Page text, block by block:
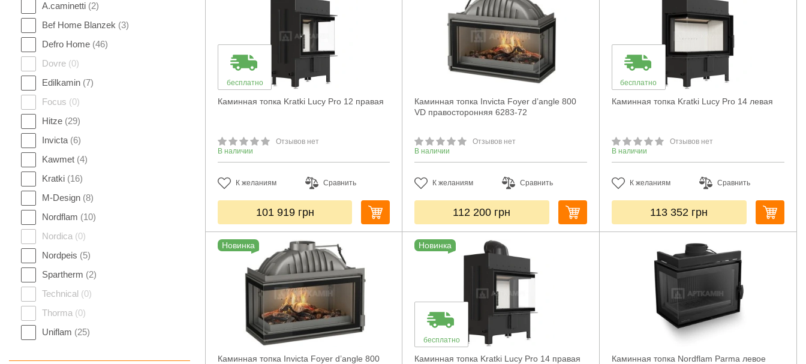
A.caminetti (2)
Bef Home Blanzek (3)
Defro Home (46)
Dovre (0)
Edilkamin (7)
Focus (0)
Hitze (29)
Invicta (6)
Kawmet (4)
Kratki (16)
M-Design (8)
Nordflam (10)
Nordica (0)
Nordpeis (5)
Spartherm (2)
Technical (0)
Thorma (0)
Uniflam (25)
бесплатно
Каминная топка Kratki Lucy Pro 12 правая
Отзывов нет
В наличии
К желаниям Сравнить
101 919 грн
Каминная топка Invicta Foyer d’angle 800
VD правосторонняя 6283-72
Отзывов нет
В наличии
К желаниям Сравнить
112 200 грн
бесплатно
Каминная топка Kratki Lucy Pro 14 левая
Отзывов нет
В наличии
К желаниям Сравнить
113 352 грн
Новинка
Каминная топка Invicta Foyer d’angle 800
Новинка
бесплатно
Каминная топка Kratki Lucy Pro 14 правая
Каминная топка Nordflam Parma левое